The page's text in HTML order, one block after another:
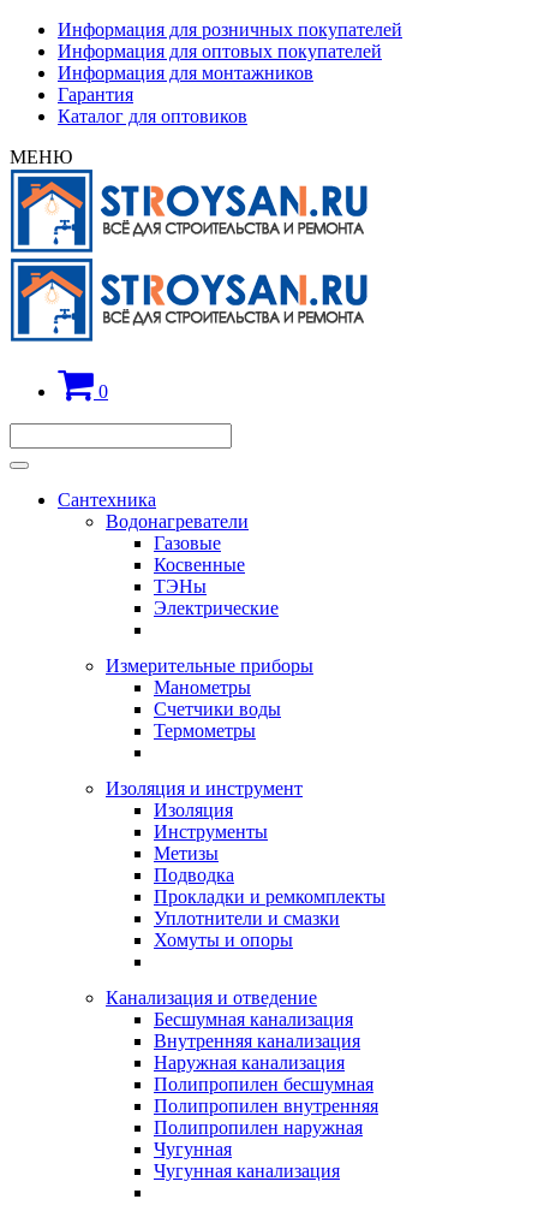
Информация для розничных покупателей
Информация для оптовых покупателей
Информация для монтажников
Гарантия
Каталог для оптовиков
МЕНЮ
0
Сантехника
Водонагреватели
Газовые
Косвенные
ТЭНы
Электрические
Измерительные приборы
Манометры
Счетчики воды
Термометры
Изоляция и инструмент
Изоляция
Инструменты
Метизы
Подводка
Прокладки и ремкомплекты
Уплотнители и смазки
Хомуты и опоры
Канализация и отведение
Бесшумная канализация
Внутренняя канализация
Наружная канализация
Полипропилен бесшумная
Полипропилен внутренняя
Полипропилен наружная
Чугунная
Чугунная канализация